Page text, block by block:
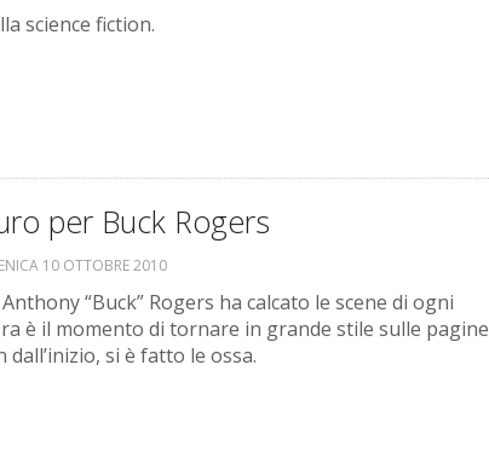
science fiction.
per Buck Rogers
10 OTTOBRE 2010
“Buck” Rogers ha calcato le scene di ogni
è il momento di tornare in grande stile sulle pagine
si è fatto le ossa.